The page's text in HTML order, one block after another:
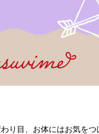
り目、お体にはお気をつ